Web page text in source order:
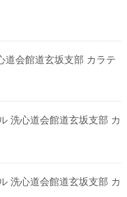
道会館道玄坂支部 カラテ
洗心道会館道玄坂支部 カ
洗心道会館道玄坂支部 カ